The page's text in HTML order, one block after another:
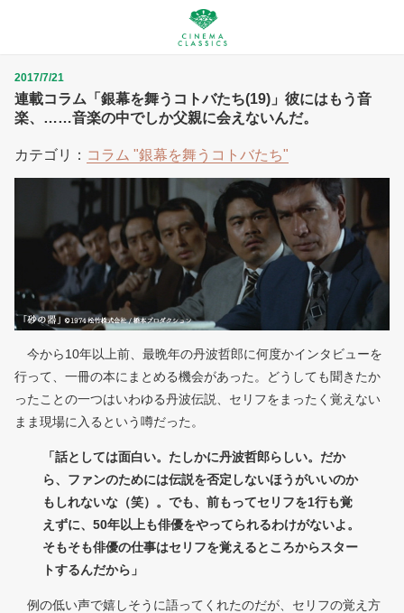
連載コラム「銀幕を舞うコトバたち(19)」彼にはもう音
楽、……音楽の中でしか父親に会えないんだ。
2017/7/21
カテゴリ： コラム "銀幕を舞うコトバたち"
今から10年以上前、最晩年の丹波哲郎に何度かインタビューを
行って、一冊の本にまとめる機会があった。どうしても聞きたか
ったことの一つはいわゆる丹波伝説、セリフをまったく覚えない
まま現場に入るという噂だった。
「話としては面白い。たしかに丹波哲郎らしい。だか
ら、ファンのためには伝説を否定しないほうがいいのか
もしれないな（笑）。でも、前もってセリフを1行も覚
えずに、50年以上も俳優をやってられるわけがないよ。
そもそも俳優の仕事はセリフを覚えるところからスター
トするんだから」
例の低い声で嬉しそうに語ってくれたのだが、セリフの覚え方